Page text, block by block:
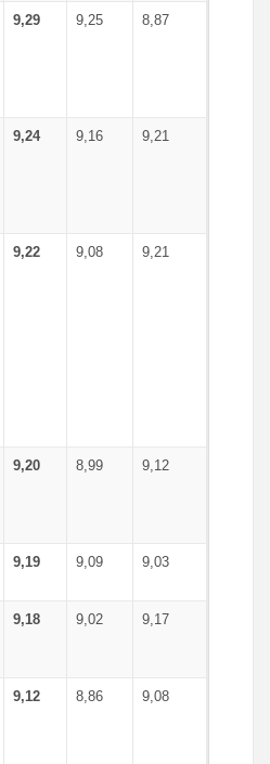
9,29 9,25 8,87
9,24 9,16 9,21
9,22 9,08 9,21
9,20 8,99 9,12
9,19 9,09 9,03
9,18 9,02 9,17
9,12 8,86 9,08